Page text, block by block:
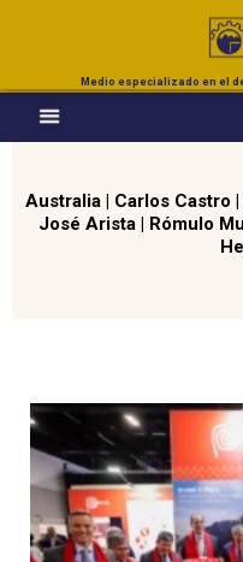
Medio especializado en el
Australia| Carlos Castro |
José Arista | Rómulo